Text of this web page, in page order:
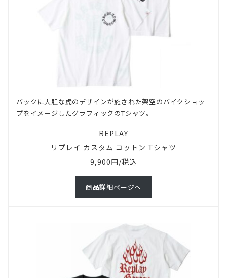
バックに大胆な虎のデザインが施された架空のバイクショッ
プをイメージしたグラフィックのTシャツ。
REPLAY
リプレイ カスタム コットン Tシャツ
9,900円/税込
商品詳細ページへ